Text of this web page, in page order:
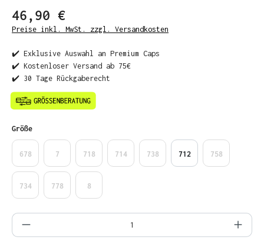
46,90 €
Preise inkl. MwSt. zzgl. Versandkosten
✔️ Exklusive Auswahl an Premium Caps
✔️ Kostenloser Versand ab 75€
✔️ 30 Tage Rückgaberecht
Größeauswählen
678 7 718 714 738 712 758
734 778 8
Produkt Anzahl: Gib den gewünschten